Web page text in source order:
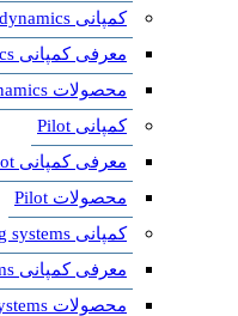
کمپانی Otodynamics
معرفی کمپانی Otodynamics
محصولات Otodynamics
کمپانی Pilot
معرفی کمپانی Pilot
محصولات Pilot
کمپانی Intelligent hearing systems
معرفی کمپانی Intelligent hearing systems
محصولات Intelligent hearing systems